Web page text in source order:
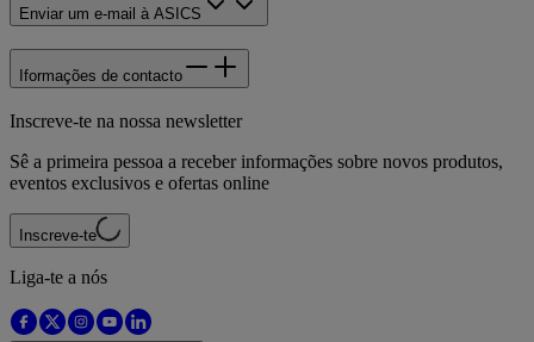
Enviar um e-mail à ASICS
Iformações de contacto
Inscreve-te na nossa newsletter
Sê a primeira pessoa a receber informações sobre novos produtos,
eventos exclusivos e ofertas online
Inscreve-te
Liga-te a nós